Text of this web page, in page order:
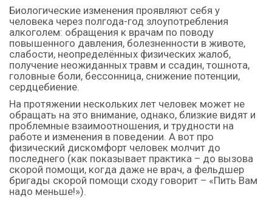
Биологические изменения проявляют себя у
человека через полгода-год злоупотребления
алкоголем: обращения к врачам по поводу
повышенного давления, болезненности в животе,
слабости, неопределённых физических жалоб,
получение неожиданных травм и ссадин, тошнота,
головные боли, бессонница, снижение потенции,
сердцебиение.
На протяжении нескольких лет человек может не
обращать на это внимание, однако, близкие видят и
проблемные взаимоотношения, и трудности на
работе и изменения в поведении. А вот про
физический дискомфорт человек молчит до
последнего (как показывает практика – до вызова
скорой помощи, когда даже не врач, а фельдшер
бригады скорой помощи сходу говорит – «Пить Вам
надо меньше!»).